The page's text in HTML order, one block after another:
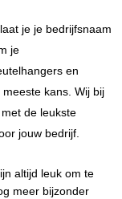
je je bedrijfsnaam
je
en
kans. Wij bij
de leukste
jouw bedrijf.
altijd leuk om te
meer bijzonder